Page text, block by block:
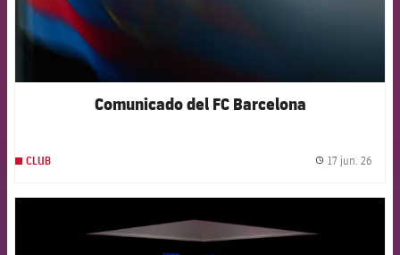
Comunicado del FC Barcelona
CLUB 17 jun. 26